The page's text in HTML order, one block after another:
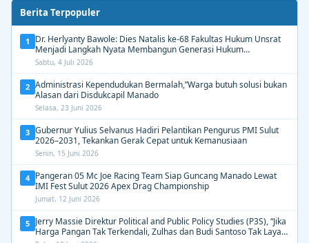
Berita Terpopuler
1
Dr. Herlyanty Bawole: Dies Natalis ke-68 Fakultas Hukum Unsrat
Menjadi Langkah Nyata Membangun Generasi Hukum
Berdampak
Sabtu, 4 Juli 2026
2 Administrasi Kependudukan Bermalah,”Warga butuh solusi bukan
Alasan dari Disdukcapil Manado
Selasa, 23 Juni 2026
3 Gubernur Yulius Selvanus Hadiri Pelantikan Pengurus PMI Sulut
2026–2031, Tekankan Gerak Cepat untuk Kemanusiaan
Senin, 15 Juni 2026
4 Pangeran 05 Mc Joe Racing Team Siap Guncang Manado Lewat
IMI Fest Sulut 2026 Apex Drag Championship
Jumat, 12 Juni 2026
5 Jerry Massie Direktur Political and Public Policy Studies (P3S), “Jika
Harga Pangan Tak Terkendali, Zulhas dan Budi Santoso Tak Layak